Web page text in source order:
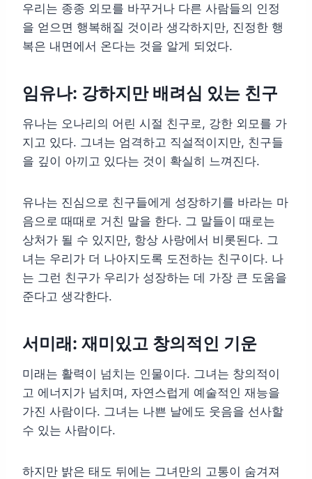
우리는 종종 외모를 바꾸거나 다른 사람들의 인정
을 얻으면 행복해질 것이라 생각하지만, 진정한 행
복은 내면에서 온다는 것을 알게 되었다.
임유나: 강하지만 배려심 있는 친구
유나는 오나리의 어린 시절 친구로, 강한 외모를 가
지고 있다. 그녀는 엄격하고 직설적이지만, 친구들
을 깊이 아끼고 있다는 것이 확실히 느껴진다.
유나는 진심으로 친구들에게 성장하기를 바라는 마
음으로 때때로 거친 말을 한다. 그 말들이 때로는
상처가 될 수 있지만, 항상 사랑에서 비롯된다. 그
녀는 우리가 더 나아지도록 도전하는 친구이다. 나
는 그런 친구가 우리가 성장하는 데 가장 큰 도움을
준다고 생각한다.
서미래: 재미있고 창의적인 기운
미래는 활력이 넘치는 인물이다. 그녀는 창의적이
고 에너지가 넘치며, 자연스럽게 예술적인 재능을
가진 사람이다. 그녀는 나쁜 날에도 웃음을 선사할
수 있는 사람이다.
하지만 밝은 태도 뒤에는 그녀만의 고통이 숨겨져